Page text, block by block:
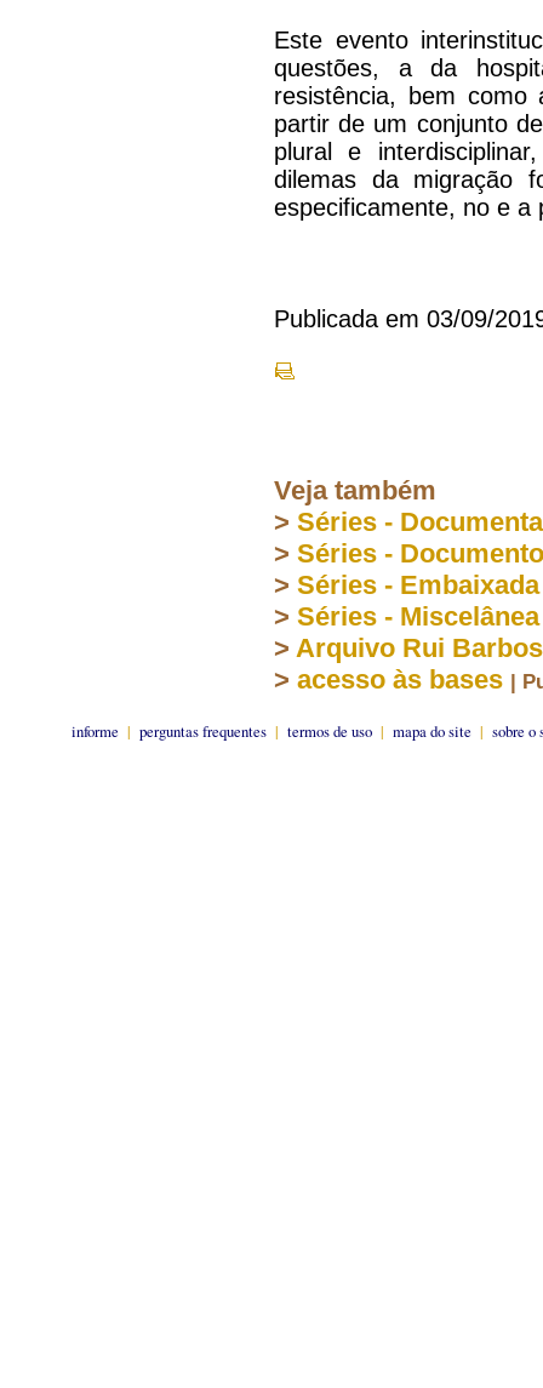
Este evento
questões, a da
resistência, bem
partir de um conjunto
plural e
dilemas da migração
especificamente, no e a
Publicada em 03/09/
Veja também
> Séries -
> Séries -
> Séries -
> Séries - Miscelânea
> Arquivo Rui
> acesso às bases |
informe | perguntas frequentes | termos de uso | mapa do site | sobre o